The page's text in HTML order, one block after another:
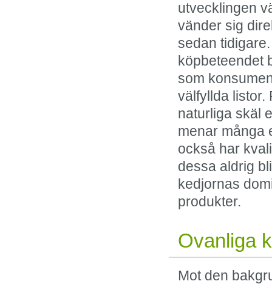
utvecklingen
vänder sig
sedan
köpbeteendet
som
välfyllda listor.
naturliga skäl
menar många
också har
dessa aldrig
kedjornas
produkter.
Ovanliga
Mot den